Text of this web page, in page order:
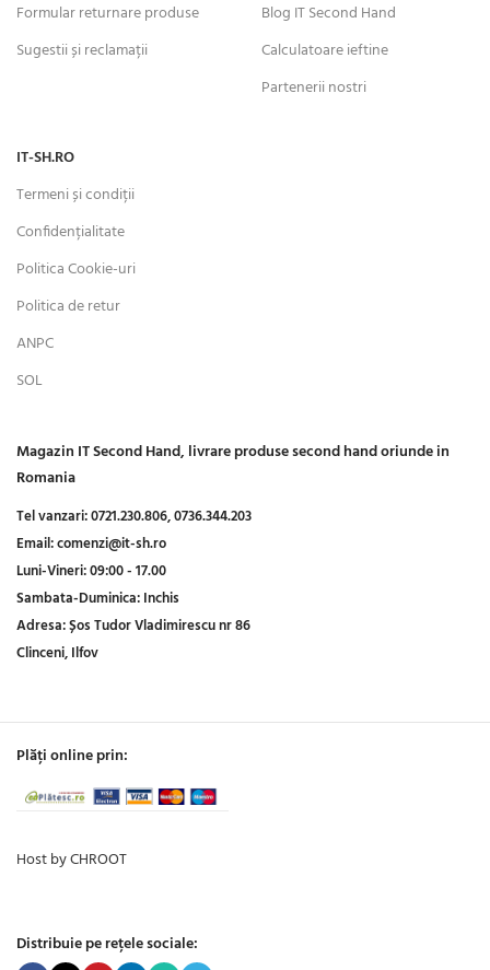
Formular returnare produse
Sugestii și reclamații
Blog IT Second Hand
Calculatoare ieftine
Partenerii nostri
IT-SH.RO
Termeni și condiții
Confidențialitate
Politica Cookie-uri
Politica de retur
ANPC
SOL
Magazin IT Second Hand, livrare produse second hand oriunde in
Romania
Tel vanzari:0721.230.806,0736.344.203
Email:comenzi@it-sh.ro
Luni-Vineri:09:00 - 17.00
Sambata-Duminica:Inchis
Adresa:Șos Tudor Vladimirescu nr 86
Clinceni, Ilfov
Plăți online prin:
Host by CHROOT
Distribuie pe rețele sociale: